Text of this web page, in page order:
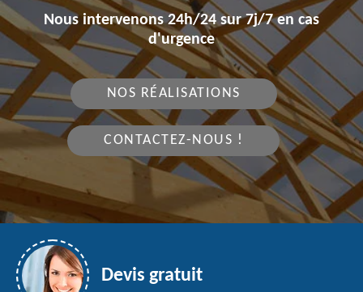
Nous intervenons 24h/24 sur 7j/7 en cas
d'urgence
NOS RÉALISATIONS
CONTACTEZ-NOUS !
Devis gratuit